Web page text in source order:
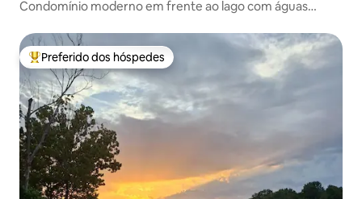
Condomínio moderno em frente ao lago com águas
Entre os melhores preferidos dos hóspedes
Preferido dos hóspedes